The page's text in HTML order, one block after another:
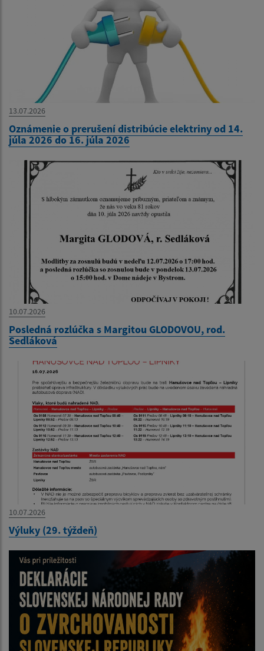
13.07.2026
Oznámenie o prerušení distribúcie elektriny od 14.
júla 2026 do 16. júla 2026
10.07.2026
Posledná rozlúčka s Margitou GLODOVOU, rod.
Sedláková
10.07.2026
Výluky (29. týždeň)